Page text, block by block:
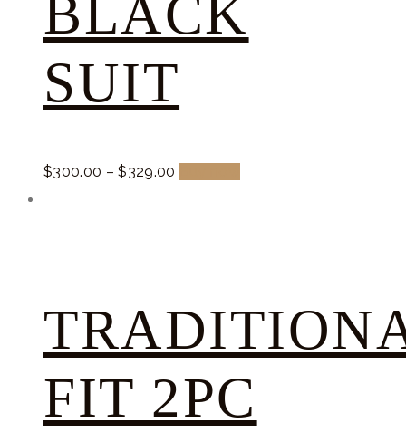
BLACK
SUIT
$300.00 –$329.00
FIT 2PC